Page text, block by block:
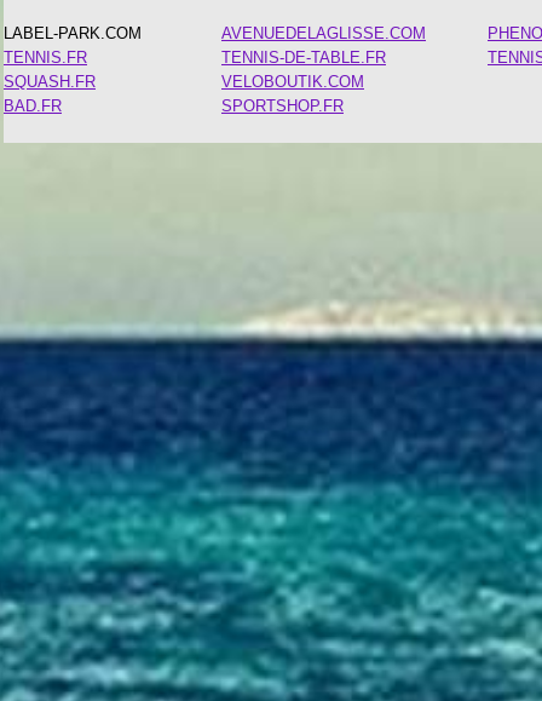
LABEL-PARK.COM
TENNIS.FR
SQUASH.FR
BAD.FR
AVENUEDELAGLISSE.COM
TENNIS-DE-TABLE.FR
VELOBOUTIK.COM
SPORTSHOP.FR